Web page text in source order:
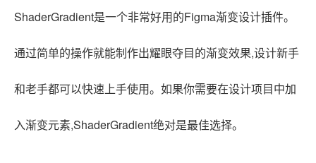
ShaderGradient是一个非常好用的Figma渐变设计插件。
通过简单的操作就能制作出耀眼夺目的渐变效果,设计新手
和老手都可以快速上手使用。如果你需要在设计项目中加
入渐变元素,ShaderGradient绝对是最佳选择。